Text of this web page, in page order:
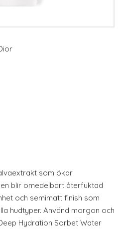
som ökar
blir omedelbart återfuktad
och semimatt finish som
hudtyper. Använd morgon och
Hydration Sorbet Water